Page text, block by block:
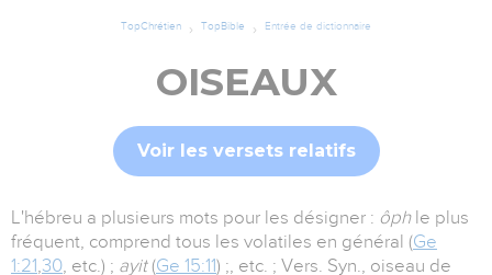
TopChrétien TopBible Entrée de dictionnaire
OISEAUX
Voir les versets relatifs
L'hébreu a plusieurs mots pour les désigner : ôph le plus
fréquent, comprend tous les volatiles en général (Ge
1:21,30, etc.) ; ayit (Ge 15:11) ;, etc. ; Vers. Syn., oiseau de